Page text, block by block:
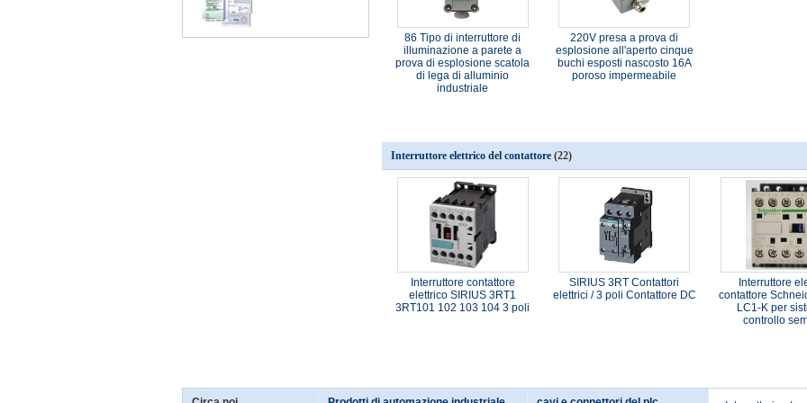
86 Tipo di interruttore di
illuminazione a parete a
prova di esplosione scatola
di lega di alluminio
industriale
220V presa a prova di
esplosione all'aperto cinque
buchi esposti nascosto 16A
poroso impermeabile
Interruttore elettrico del contattore (22)
Interruttore contattore
elettrico SIRIUS 3RT1
3RT101 102 103 104 3 poli
SIRIUS 3RT Contattori
elettrici / 3 poli Contattore DC
Interruttore
contattore
LC1-K per
controllo